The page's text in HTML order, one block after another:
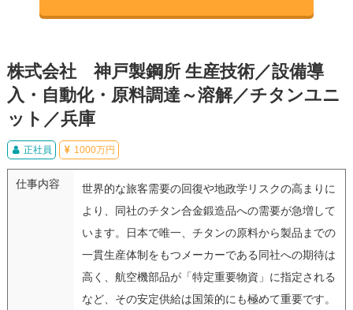
株式会社 神戸製鋼所 生産技術／設備導
入・自動化・原料調達～溶解／チタンユニ
ット／兵庫
正社員 1000万円
仕事内容
世界的な旅客需要の回復や地政学リスクの高まりに
より、同社のチタン合金鍛造品への需要が急増して
います。日本で唯一、チタンの原料から製品までの
一貫生産体制をもつメーカーである同社への期待は
高く、航空機部品が「特定重要物資」に指定される
など、その安定供給は国策的にも極めて重要です。